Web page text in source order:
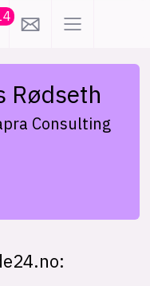
Rødseth
Consulting
KI
meninger
design